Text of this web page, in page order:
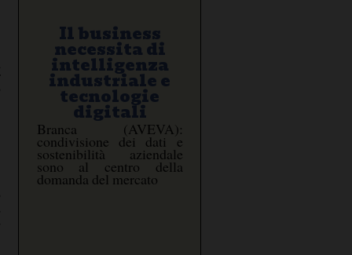
Il business
necessita di
intelligenza
industriale e
tecnologie
digitali
Branca (AVEVA):
condivisione dei dati e
sostenibilità aziendale
sono al centro della
domanda del mercato